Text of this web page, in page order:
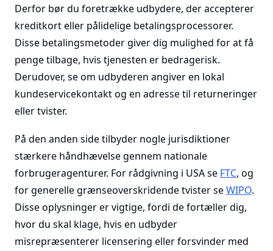
Derfor bør du foretrække udbydere, der accepterer
kreditkort eller pålidelige betalingsprocessorer.
Disse betalingsmetoder giver dig mulighed for at få
penge tilbage, hvis tjenesten er bedragerisk.
Derudover, se om udbyderen angiver en lokal
kundeservicekontakt og en adresse til returneringer
eller tvister.
På den anden side tilbyder nogle jurisdiktioner
stærkere håndhævelse gennem nationale
forbrugeragenturer. For rådgivning i USA se FTC, og
for generelle grænseoverskridende tvister seWIPO.
Disse oplysninger er vigtige, fordi de fortæller dig,
hvor du skal klage, hvis en udbyder
misrepræsenterer licensering eller forsvinder med